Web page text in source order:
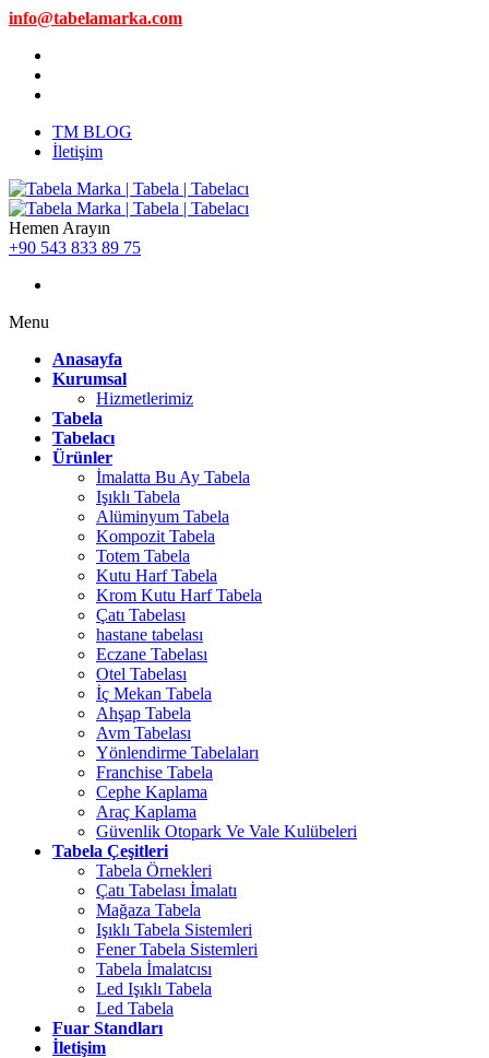
info@tabelamarka.com
TM BLOG
İletişim
Hemen Arayın
+90 543 833 89 75
Menu
Anasayfa
Kurumsal
Hizmetlerimiz
Tabela
Tabelacı
Ürünler
İmalatta Bu Ay Tabela
Işıklı Tabela
Alüminyum Tabela
Kompozit Tabela
Totem Tabela
Kutu Harf Tabela
Krom Kutu Harf Tabela
Çatı Tabelası
hastane tabelası
Eczane Tabelası
Otel Tabelası
İç Mekan Tabela
Ahşap Tabela
Avm Tabelası
Yönlendirme Tabelaları
Franchise Tabela
Cephe Kaplama
Araç Kaplama
Güvenlik Otopark Ve Vale Kulübeleri
Tabela Çeşitleri
Tabela Örnekleri
Çatı Tabelası İmalatı
Mağaza Tabela
Işıklı Tabela Sistemleri
Fener Tabela Sistemleri
Tabela İmalatcısı
Led Işıklı Tabela
Led Tabela
Fuar Standları
İletişim